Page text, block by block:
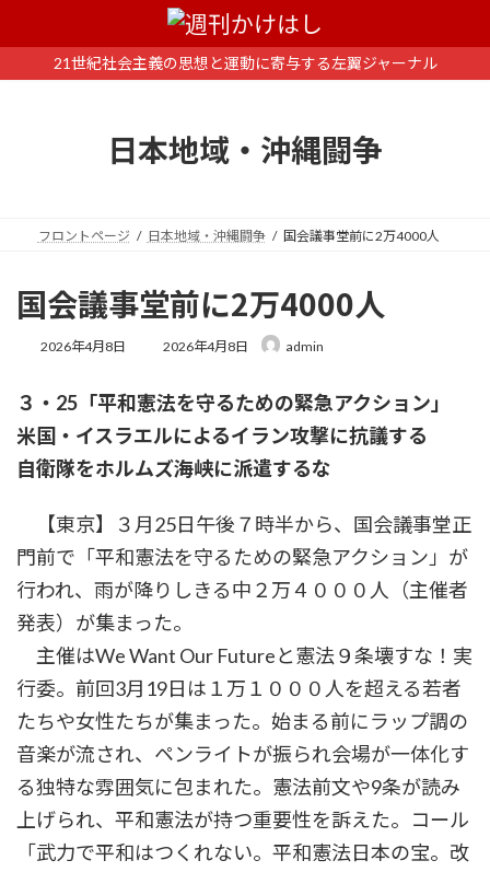
ン
ー
21世紀社会主義の思想と運動に寄与する左翼ジャーナル
日本地域・沖縄闘争
フロントページ 日本地域・沖縄闘争 国会議事堂前に2万4000人
国会議事堂前に2万4000人
2026年4月8日
最
新
時
:
2026年4月8日 admin
３・25「平和憲法を守るための緊急アクション」
米国・イスラエルによるイラン攻撃に抗議する
自衛隊をホルムズ海峡に派遣するな
【東京】３月25日午後７時半から、国会議事堂正
門前で「平和憲法を守るための緊急アクション」が
行われ、雨が降りしきる中２万４０００人（主催者
発表）が集まった。
主催はWe Want Our Futureと憲法９条壊すな！実
行委。前回3月19日は１万１０００人を超える若者
たちや女性たちが集まった。始まる前にラップ調の
音楽が流され、ペンライトが振られ会場が一体化す
る独特な雰囲気に包まれた。憲法前文や9条が読み
上げられ、平和憲法が持つ重要性を訴えた。コール
「武力で平和はつくれない。平和憲法日本の宝。改